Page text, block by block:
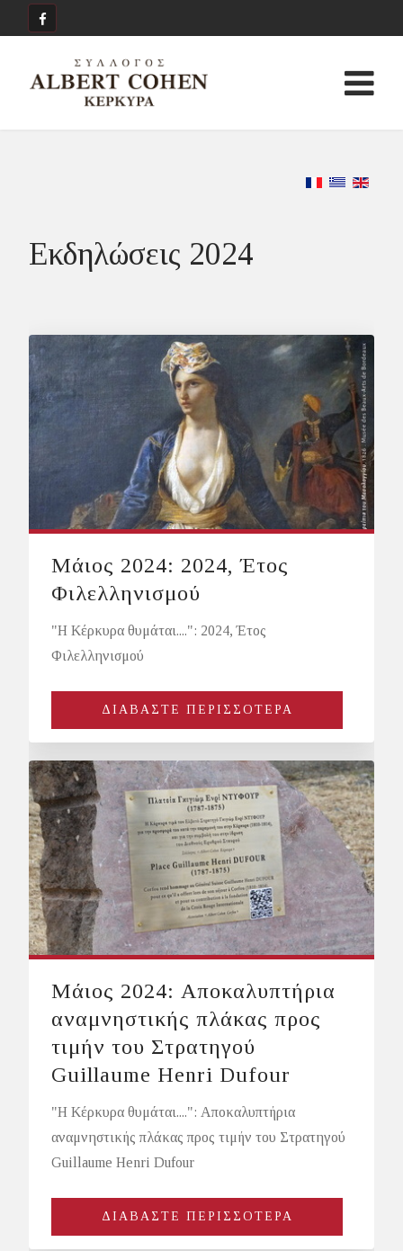
Εκδηλώσεις 2024
Μάιος 2024: 2024, Έτος
Φιλελληνισμού
"Η Κέρκυρα θυμάται....": 2024, Έτος
Φιλελληνισμού
ΔΙΑΒΑΣΤΕ ΠΕΡΙΣΣΟΤΕΡΑ
Μάιος 2024: Αποκαλυπτήρια
αναμνηστικής πλάκας προς
τιμήν του Στρατηγού
Guillaume Henri Dufour
"Η Κέρκυρα θυμάται....": Αποκαλυπτήρια
αναμνηστικής πλάκας προς τιμήν του Στρατηγού
Guillaume Henri Dufour
ΔΙΑΒΑΣΤΕ ΠΕΡΙΣΣΟΤΕΡΑ